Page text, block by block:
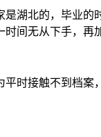
湖北的，毕业的
间无从下手，再
时接触不到档案